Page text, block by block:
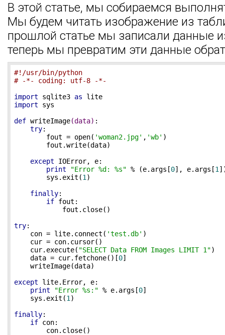
В этой статье, мы собираемся
Мы будем читать изображение из
прошлой статье мы записали данные
теперь мы превратим эти данные
#!/usr/bin/python
# -*- coding: utf-8 -*-
import sqlite3 as
import sys
def writeImage(data) :
try:
        fout = open(
'woman2.jpg' , 'wb' )
        fout.write(data)
except IOError, e:
print
"Error %d: %s" % (e.args[0], e.args[1
        sys.exit(
1 )
finally:
if fout:
            fout.close()
try:
    con = lite.connect(
'test.db' )
    cur = con.cursor()
    cur.execute(
"SELECT Data FROM Images LIMIT 1")
    data = cur.fetchone()[
0]
    writeImage(data)
except lite.Error, e:
print
"Error %s:" % e.args[0]
    sys.exit(
1 )
finally:
if con:
        con.close()